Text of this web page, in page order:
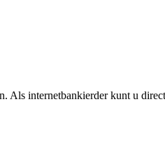
internetbankierder kunt u